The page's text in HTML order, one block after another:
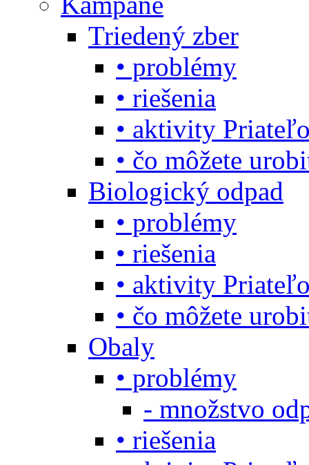
Triedený zber
• problémy
• riešenia
• aktivity
• čo môžete
Biologický odpad
• problémy
• riešenia
• aktivity
• čo môžete
Obaly
• problémy
- množstvo
• riešenia